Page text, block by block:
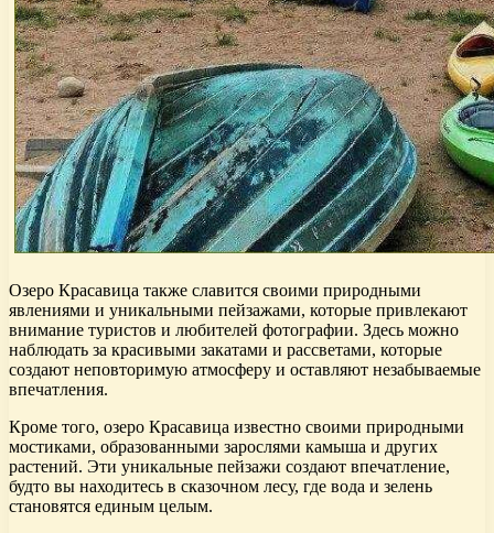
Озеро Красавица также славится своими природными
явлениями и уникальными пейзажами, которые привлекают
внимание туристов и любителей фотографии. Здесь можно
наблюдать за красивыми закатами и рассветами, которые
создают неповторимую атмосферу и оставляют незабываемые
впечатления.
Кроме того, озеро Красавица известно своими природными
мостиками, образованными зарослями камыша и других
растений. Эти уникальные пейзажи создают впечатление,
будто вы находитесь в сказочном лесу, где вода и зелень
становятся единым целым.